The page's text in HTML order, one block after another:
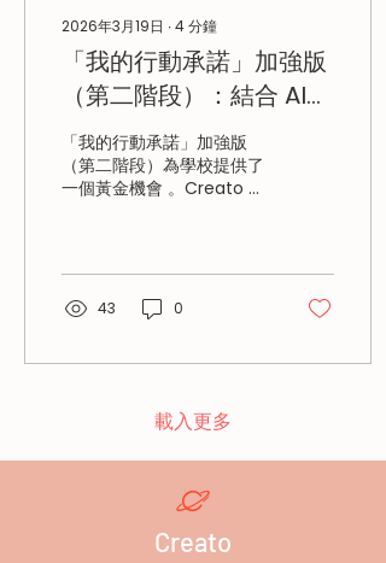
對學業壓力與社會期望 。
國家安全教育：透過認識國
產飛機 C919 等國家航天成
就，加強學生的國民身份認
同及科技安全意識 。 AI 創
新應用：從「AI 航空路線規
劃」到飛行模擬訓練，讓學
生在掌握未來技能的同時，
建立正確的資訊素養 。
2026年3月19日 ∙4分鐘
「我的行動承諾」加強版
（第二階段）：結合 AI
航天科技與全人身心健康
發展
「我的行動承諾」加強版
（第二階段）為學校提供了
一個黃金機會 。Creato 推
技、媒體素養與 AI 身心健
康結合，為學生打造全方位
的成長空間 。
43 0
載入更多
Creato